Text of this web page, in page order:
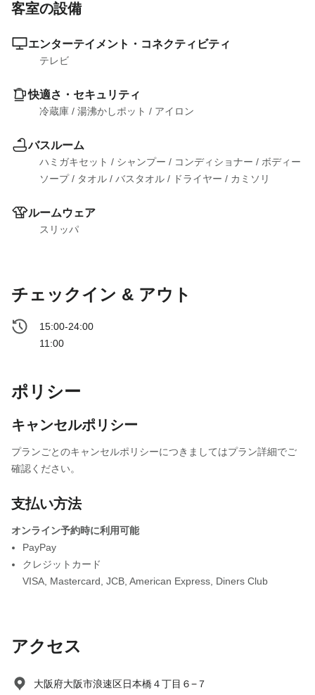
客室の設備
エンターテイメント・コネクティビティ
テレビ
快適さ・セキュリティ
冷蔵庫 / 湯沸かしポット / アイロン
バスルーム
ハミガキセット / シャンプー / コンディショナー / ボディー
ソープ / タオル / バスタオル / ドライヤー / カミソリ
ルームウェア
スリッパ
チェックイン & アウト
15:00-24:00
11:00
ポリシー
キャンセルポリシー
プランごとのキャンセルポリシーにつきましてはプラン詳細でご
確認ください。
支払い方法
オンライン予約時に利用可能
PayPay
クレジットカード
VISA Mastercard JCB American Express Diners Club
アクセス
大阪府大阪市浪速区日本橋４丁目６−７